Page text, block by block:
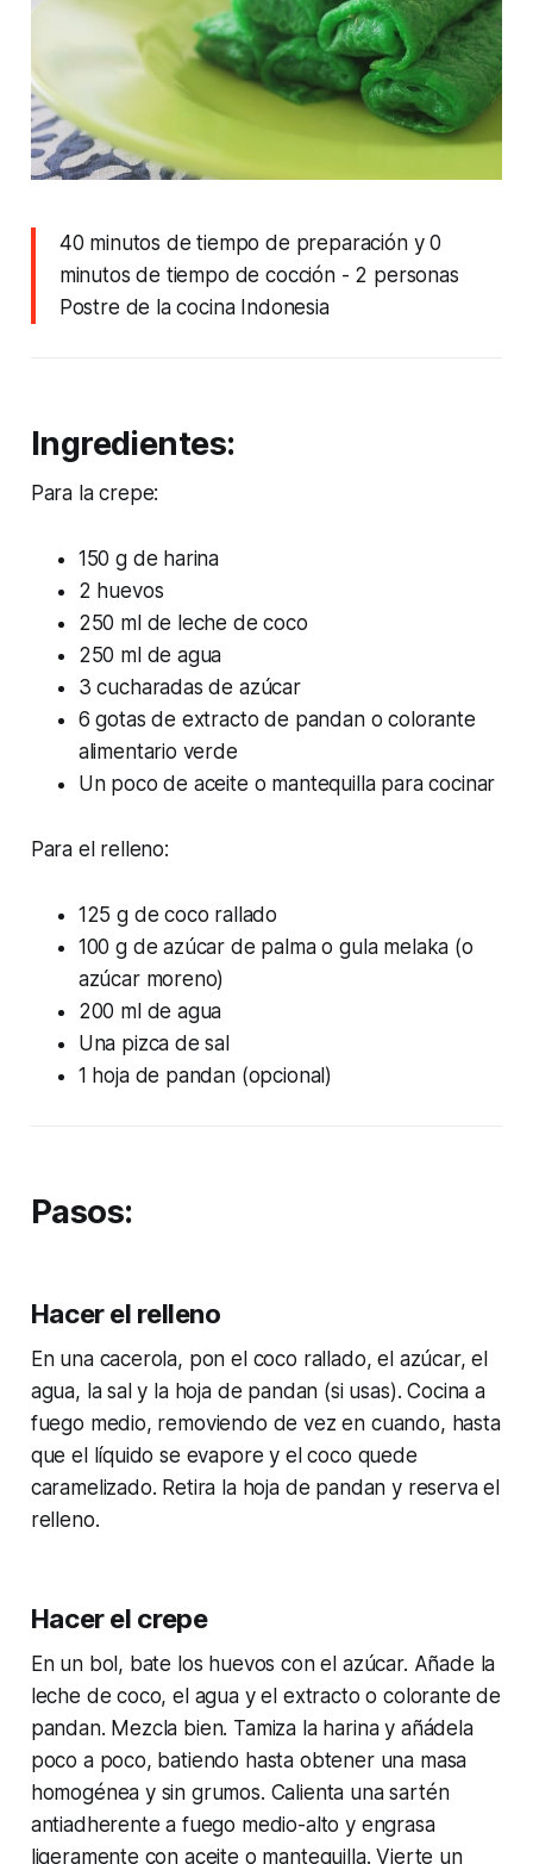
40 minutos de tiempo de preparación y 0
minutos de tiempo de cocción- 2 personas
Postre de la cocina Indonesia
Ingredientes:
Para la crepe:
150 g de harina
2 huevos
250 ml de leche de coco
250 ml de agua
3 cucharadas de azúcar
6 gotas de extracto de pandan o colorante
alimentario verde
Un poco de aceite o mantequilla para cocinar
Para el relleno:
125 g de coco rallado
100 g de azúcar de palma o gula melaka (o
azúcar moreno)
200 ml de agua
Una pizca de sal
1 hoja de pandan (opcional)
Pasos:
Hacer el relleno
En una cacerola, pon el coco rallado, el azúcar, el
agua, la sal y la hoja de pandan (si usas). Cocina a
fuego medio, removiendo de vez en cuando, hasta
que el líquido se evapore y el coco quede
caramelizado. Retira la hoja de pandan y reserva el
relleno.
Hacer el crepe
En un bol, bate los huevos con el azúcar. Añade la
leche de coco, el agua y el extracto o colorante de
pandan. Mezcla bien. Tamiza la harina y añádela
poco a poco, batiendo hasta obtener una masa
homogénea y sin grumos. Calienta una sartén
antiadherente a fuego medio-alto y engrasa
ligeramente con aceite o mantequilla. Vierte un